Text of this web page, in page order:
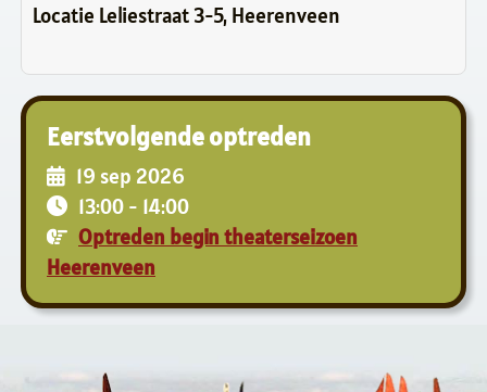
Locatie Leliestraat 3-5, Heerenveen
Eerstvolgende optreden
19 sep 2026
13:00 - 14:00
Optreden begin theaterseizoen
Heerenveen